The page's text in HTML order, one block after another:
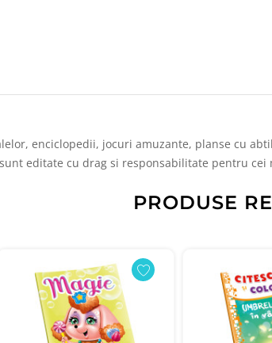
enciclopedii, jocuri amuzante, planse cu
editate cu drag si responsabilitate pentru cei
PRODUSE